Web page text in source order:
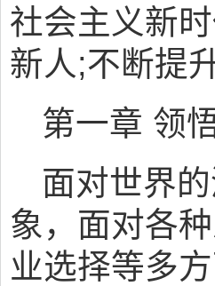
社会主义新
新人;不断提
第一章 领
面对世界
象，面对各
业选择等多